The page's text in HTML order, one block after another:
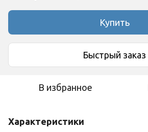
Купить
Быстрый заказ
В избранное
Характеристики